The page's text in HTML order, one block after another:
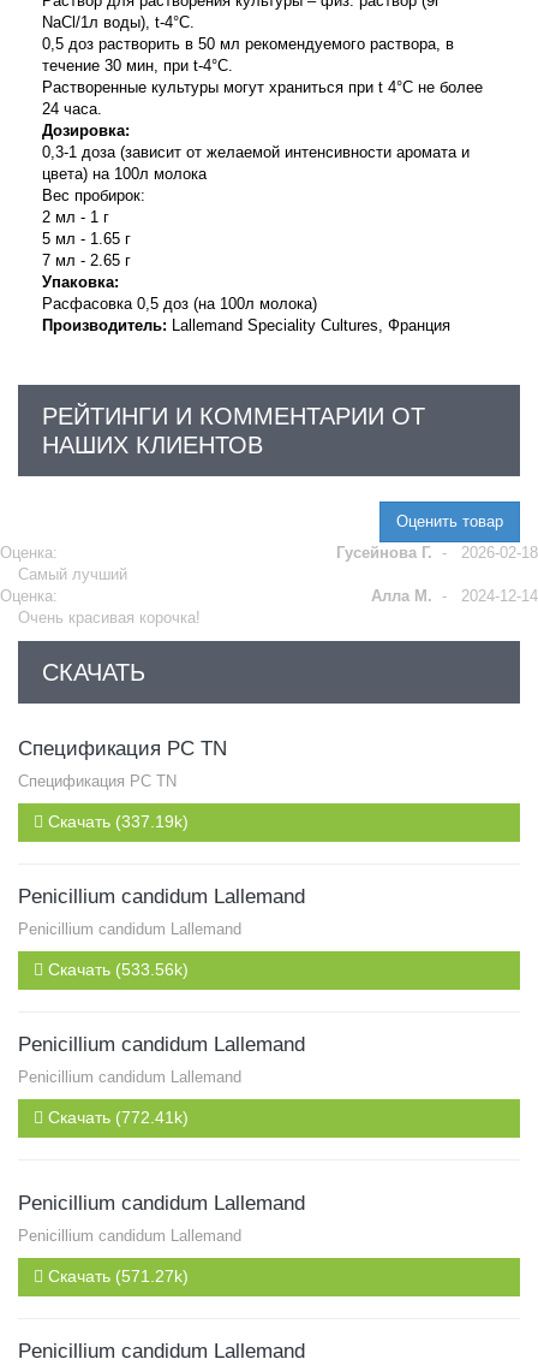
NaCl/1л воды), t-4°С.
0,5 доз растворить в 50 мл рекомендуемого раствора, в
течение 30 мин, при t-4°C.
Растворенные культуры могут храниться при t 4°C не более
24 часа.
Дозировка:
0,3-1 доза (зависит от желаемой интенсивности аромата и
цвета) на 100л молока
Вес пробирок:
2 мл - 1 г
5 мл - 1.65 г
7 мл - 2.65 г
Упаковка:
Расфасовка 0,5 доз (на 100л молока)
Производитель: Lallemand Speciality Cultures, Франция
РЕЙТИНГИ И КОММЕНТАРИИ ОТ
НАШИХ КЛИЕНТОВ
Оценить товар
Оценка:
Гусейнова Г. -
2026-02-18
Самый лучший
Оценка:
Алла М. -
2024-12-14
Очень красивая корочка!
СКАЧАТЬ
Спецификация PC TN
Спецификация PC TN
Скачать (337.19k)
Penicillium candidum Lallemand
Penicillium candidum Lallemand
Скачать (533.56k)
Penicillium candidum Lallemand
Penicillium candidum Lallemand
Скачать (772.41k)
Penicillium candidum Lallemand
Penicillium candidum Lallemand
Скачать (571.27k)
Penicillium candidum Lallemand